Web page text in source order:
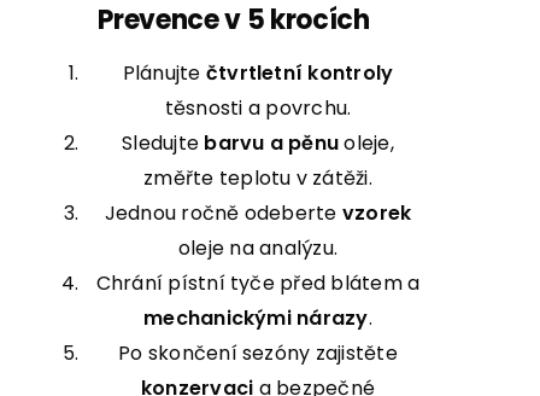
Prevence v 5 krocích
Plánujte čtvrtletní kontroly
těsnosti a povrchu.
Sledujte barvu a pěnuoleje,
změřte teplotu v zátěži.
Jednou ročně odeberte vzorek
oleje na analýzu.
Chrání pístní tyče před blátem a
mechanickými nárazy.
Po skončení sezóny zajistěte
konzervaci a bezpečné